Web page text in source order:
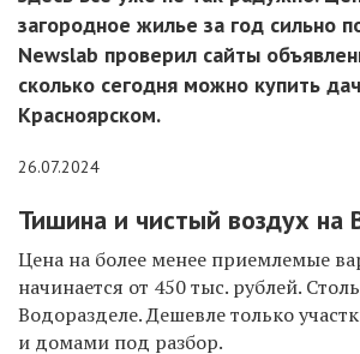
загородное жилье за год сильно
Newslab проверил сайты
сколько сегодня можно купить
Красноярском.
26.07.2024
Тишина и чистый воздух на
Цена на более менее приемлемые
начинается от 450 тыс. рублей.
Водоразделе. Дешевле только
и домами под разбор.